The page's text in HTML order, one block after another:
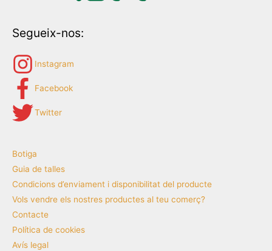
Segueix-nos:
Instagram
Facebook
Twitter
Botiga
Guia de talles
Condicions d’enviament i disponibilitat del producte
Vols vendre els nostres productes al teu comerç?
Contacte
Política de cookies
Avís legal